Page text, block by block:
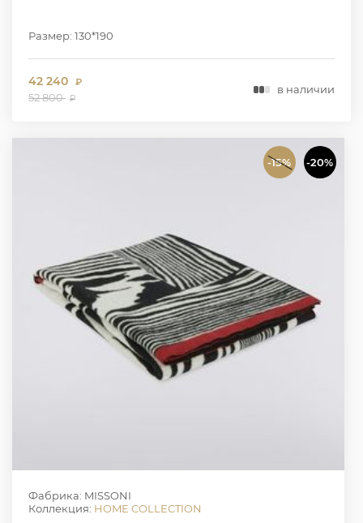
Размер: 130*190
42 240 ₽
52 800 ₽
в наличии
-15% -20%
Фабрика: MISSONI
Коллекция: HOME COLLECTION